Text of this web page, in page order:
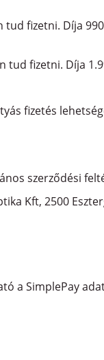
fizetni. Díja
tud fizetni. Díja
fizetés
szerződési
Kft, 2500
a SimplePay